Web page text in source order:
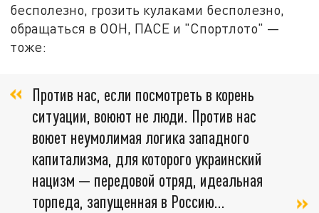
бесполезно, грозить кулаками бесполезно,
обращаться в ООН, ПАСЕ и "Спортлото" —
тоже:
Против нас, если посмотреть в корень
ситуации, воюют не люди. Против нас
воюет неумолимая логика западного
капитализма, для которого украинский
нацизм — передовой отряд, идеальная
торпеда, запущенная в Россию...